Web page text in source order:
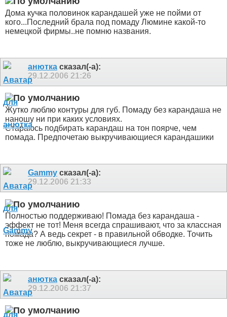
Дома кучка половинок карандашей уже не пойми от
кого...Последний брала под помаду Люмине какой-то
немецкой фирмы..не помню названия.
анютка сказал(-а):
29.12.2006 21:26
Жутко люблю контуры для губ. Помаду без карандаша не
наношу ни при каких условиях.
Стараюсь подбирать карандаш на тон поярче, чем
помада. Предпочетаю выкручивающиеся карандашики
Gammy сказал(-а):
29.12.2006 21:33
Полностью поддерживаю! Помада без карандаша -
эффект не тот! Меня всегда спрашивают, что за классная
помада? А ведь секрет - в правильной обводке. Точить
тоже не люблю, выкручивающиеся лучше.
анютка сказал(-а):
29.12.2006 21:37